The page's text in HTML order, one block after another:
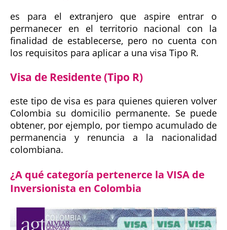
es para el extranjero que aspire entrar o
permanecer en el territorio nacional con la
finalidad de establecerse, pero no cuenta con
los requisitos para aplicar a una visa Tipo R.
Visa de Residente (Tipo R)
este tipo de visa es para quienes quieren volver
Colombia su domicilio permanente. Se puede
obtener, por ejemplo, por tiempo acumulado de
permanencia y renuncia a la nacionalidad
colombiana.
¿A qué categoría pertenerce la VISA de
Inversionista en Colombia